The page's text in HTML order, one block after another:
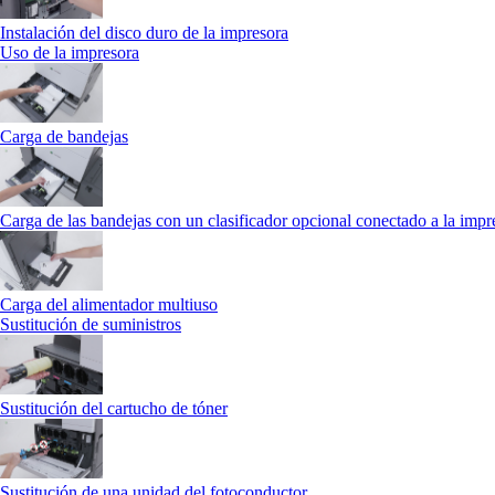
Instalación del disco duro de la impresora
Uso de la impresora
Carga de bandejas
Carga de las bandejas con un clasificador opcional conectado a la
Carga del alimentador multiuso
Sustitución de suministros
Sustitución del cartucho de tóner